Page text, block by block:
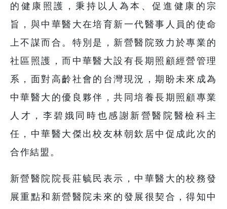
的健康照護，秉持以人為本、促進健康的宗
旨，與中華醫大在培育新一代醫事人員的使命
上不謀而合。特別是，新營醫院致力於專業的
社區照護，而中華醫大設有長期照顧經營管理
系，面對高齡社會的台灣現況，期盼未來成為
中華醫大的優良夥伴，共同培養長期照顧專業
人才，李碧娥同時也感謝新營醫院醫檢科主
任，中華醫大傑出校友林朝欽居中促成此次的
合作結盟。
新營醫院院長莊毓民表示，中華醫大的校務發
展重點和新營醫院未來的發展很契合，得知中